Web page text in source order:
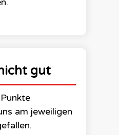
gut
am jeweiligen